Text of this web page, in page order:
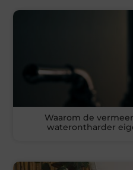
Waarom de
waterontharder